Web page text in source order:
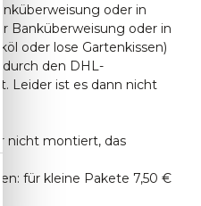
oder in
Banküberweisung oder in
oder lose Gartenkissen)
durch den DHL-
Leider ist es dann nicht
nicht montiert, das
für kleine Pakete 7,50 €